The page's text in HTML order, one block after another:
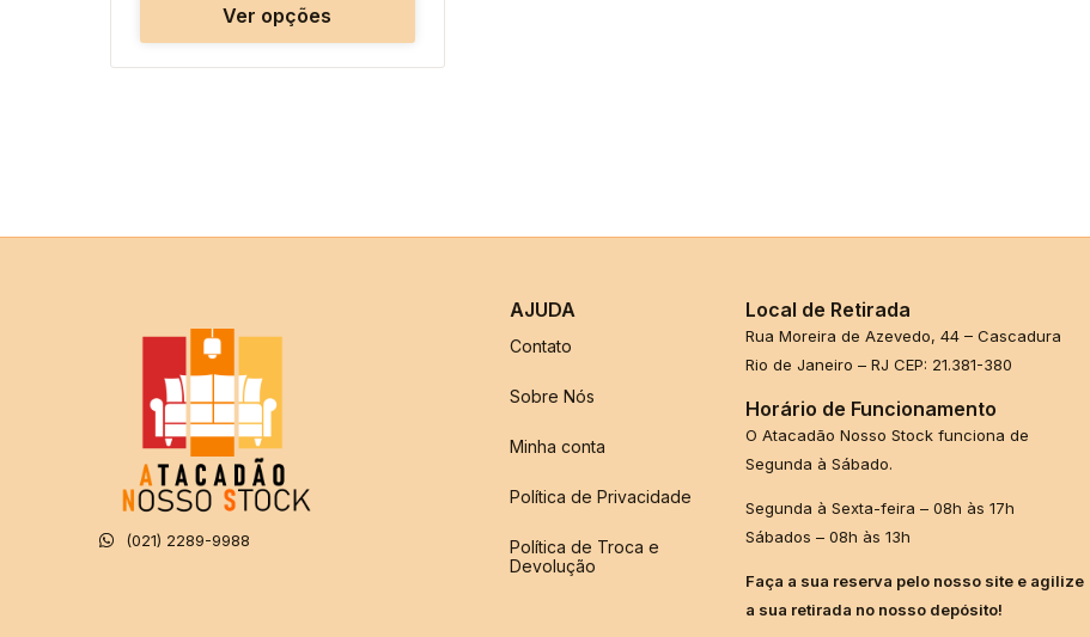
Ver opções
(021) 2289-9988
AJUDA
Contato
Sobre Nós
Minha conta
Política de Privacidade
Política de Troca e
Devolução
Local de Retirada
Rua Moreira de Azevedo, 44 – Cascadura
Rio de Janeiro – RJ CEP: 21.381-380
Horário de Funcionamento
O Atacadão Nosso Stock funciona de
Segunda à Sábado.
Segunda à Sexta-feira – 08h às 17h
Sábados – 08h às 13h
Faça a sua reserva pelo nosso site e agilize
a sua retirada no nosso depósito!